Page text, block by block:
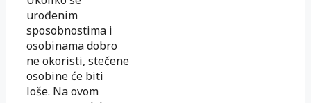
urođenim
sposobnostima i
osobinama dobro
ne okoristi, stečene
osobine će biti
loše. Na ovom